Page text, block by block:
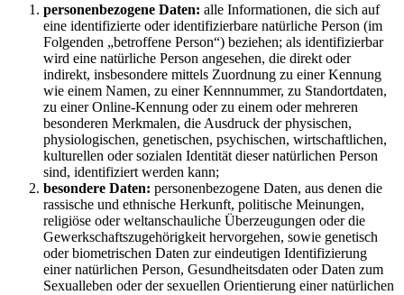
personenbezogene Daten: alle Informationen, die sich auf
eine identifizierte oder identifizierbare natürliche Person (im
Folgenden „betroffene Person“) beziehen; als identifizierbar
wird eine natürliche Person angesehen, die direkt oder
indirekt, insbesondere mittels Zuordnung zu einer Kennung
wie einem Namen, zu einer Kennnummer, zu Standortdaten,
zu einer Online-Kennung oder zu einem oder mehreren
besonderen Merkmalen, die Ausdruck der physischen,
physiologischen, genetischen, psychischen, wirtschaftlichen,
kulturellen oder sozialen Identität dieser natürlichen Person
sind, identifiziert werden kann;
besondere Daten: personenbezogene Daten, aus denen die
rassische und ethnische Herkunft, politische Meinungen,
religiöse oder weltanschauliche Überzeugungen oder die
Gewerkschaftszugehörigkeit hervorgehen, sowie genetisch
oder biometrischen Daten zur eindeutigen Identifizierung
einer natürlichen Person, Gesundheitsdaten oder Daten zum
Sexualleben oder der sexuellen Orientierung einer natürlichen